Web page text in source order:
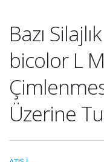
Bazı
bicolor L
Üzerine